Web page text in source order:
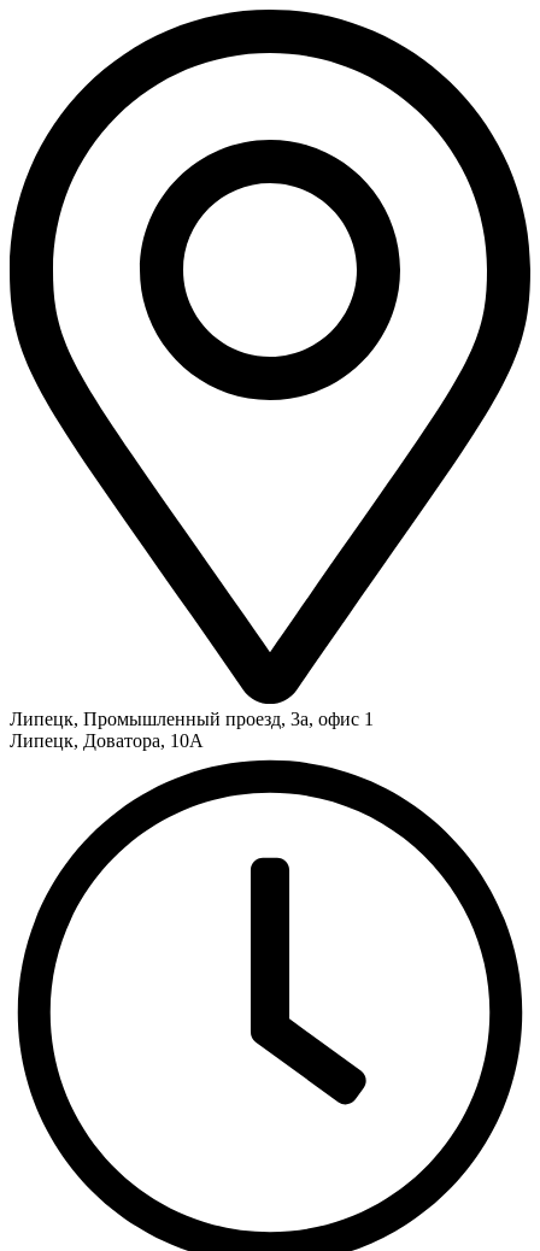
Липецк, Промышленный проезд, 3а, офис 1
Липецк, Доватора, 10А